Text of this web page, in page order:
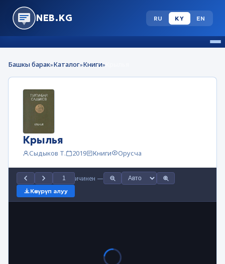
NEB.KG RU KY EN
Башкы барак»Каталог»Книги»
Крылья
Сыдыков Т. 2019 Книги Орусча
ичинен —
Көчүрүп алуу